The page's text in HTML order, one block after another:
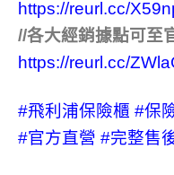
https://reurl.cc/
//各大經銷據點可至
https://reurl.cc/
#飛利浦保險櫃 #保
#官方直營 #完整售